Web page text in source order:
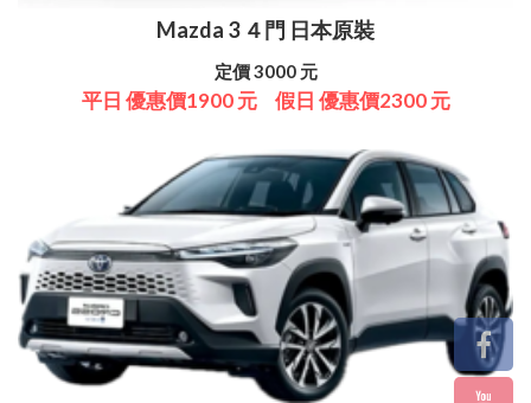
Mazda 3 ４門 日本原裝
定價 3000 元
平日 優惠價1900 元 假日 優惠價2300 元